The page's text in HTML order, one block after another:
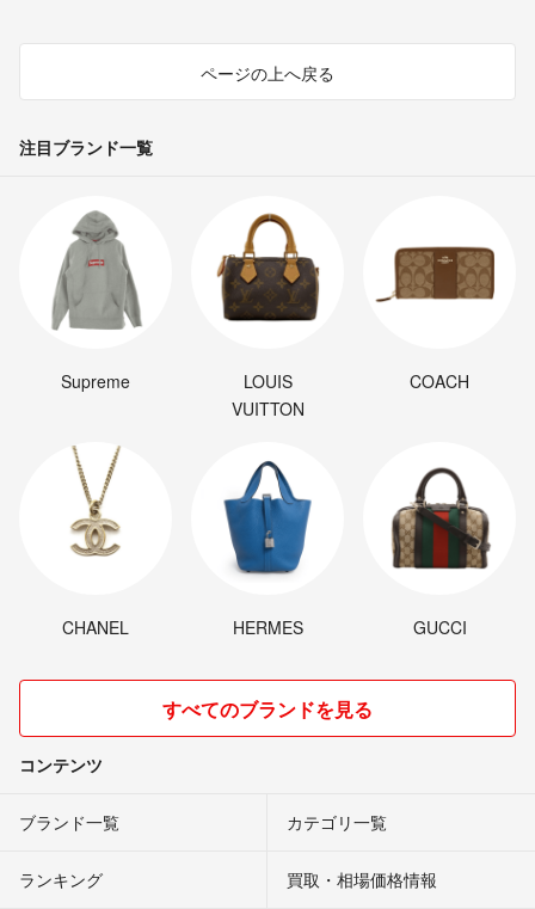
ページの上へ戻る
注目ブランド一覧
Supreme
LOUIS
VUITTON
COACH
CHANEL HERMES GUCCI
すべてのブランドを見る
コンテンツ
ブランド一覧 カテゴリ一覧
ランキング 買取・相場価格情報